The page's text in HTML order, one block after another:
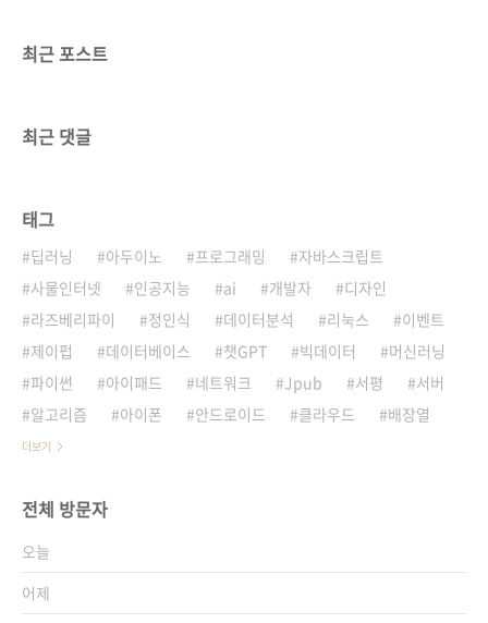
최근 포스트
최근 댓글
태그
딥러닝 아두이노 프로그래밍
자바스크립트
사물인터넷
인공지능 ai 개발자
디자인
라즈베리파이
정인식 데이터분석 리눅스
이벤트
제이펍
데이터베이스 챗GPT 빅데이터
머신러닝
파이썬
아이패드 네트워크 Jpub 서평
서버
알고리즘
아이폰 안드로이드 클라우드 배장열
더보기
전체 방문자
오늘
어제